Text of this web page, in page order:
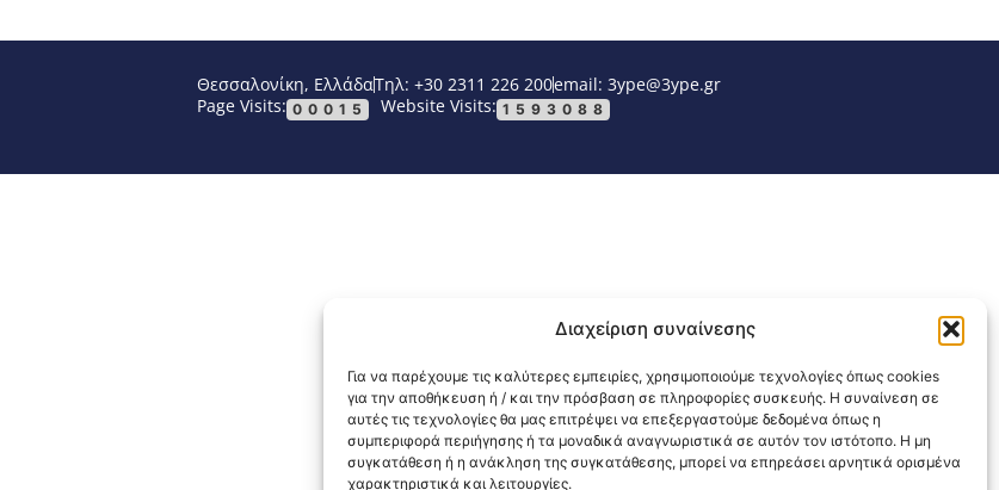
Διαχείριση συναίνεσης
Για να παρέχουμε τις καλύτερες εμπειρίες, χρησιμοποιούμε τεχνολογίες όπως cookies
για την αποθήκευση ή / και την πρόσβαση σε πληροφορίες συσκευής. Η συναίνεση σε
αυτές τις τεχνολογίες θα μας επιτρέψει να επεξεργαστούμε δεδομένα όπως η
συμπεριφορά περιήγησης ή τα μοναδικά αναγνωριστικά σε αυτόν τον ιστότοπο. Η μη
συγκατάθεση ή η ανάκληση της συγκατάθεσης, μπορεί να επηρεάσει αρνητικά ορισμένα
χαρακτηριστικά και λειτουργίες.
Θεσσαλονίκη, ΕλλάδαΤηλ: +30 2311 226 200email: 3ype@3ype.gr
Page Visits: 00015 Website Visits: 1593088